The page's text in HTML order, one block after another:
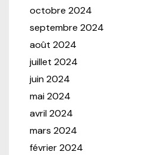
octobre 2024
septembre 2024
août 2024
juillet 2024
juin 2024
mai 2024
avril 2024
mars 2024
février 2024